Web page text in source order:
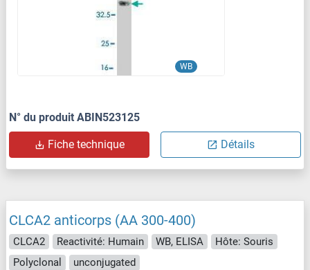
WB
N° du produit ABIN523125
Fiche technique Détails
CLCA2 anticorps (AA 300-400)
CLCA2 Reactivité: Humain WB, ELISA
Hôte: Souris
Polyclonal
unconjugated